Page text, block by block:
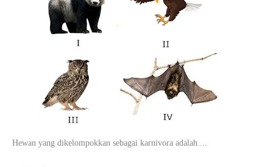
Hewan yang dikelompokkan sebagai karnivora adalah....